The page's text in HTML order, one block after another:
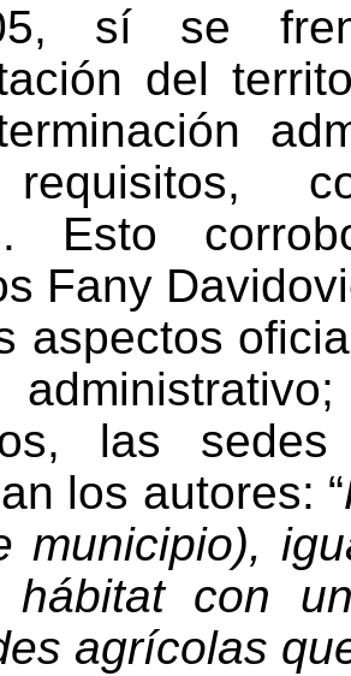
sí se
del
Esto
Fany
aspectos
las
los autores: “
municipio),
con
agrícolas